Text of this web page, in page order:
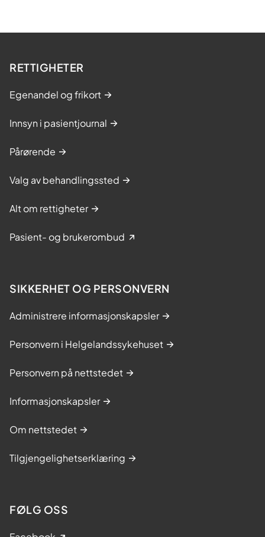
RETTIGHETER
Egenandel og frikort
Innsyn i pasientjournal
Pårørende
Valg av behandlingssted
Alt om rettigheter
Pasient- og brukerombud
SIKKERHET OG PERSONVERN
Administrere informasjonskapsler
Personvern i Helgelandssykehuset
Personvern på nettstedet
Informasjonskapsler
Om nettstedet
Tilgjengelighetserklæring
FØLG OSS